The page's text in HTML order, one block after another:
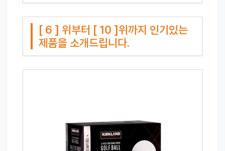
[ 6 ] 위부터 [ 10 ]위까지 인기있는
제품을 소개드립니다.